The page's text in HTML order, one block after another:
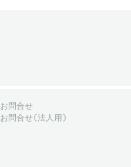
お問合せ
お問合せ(法人用)